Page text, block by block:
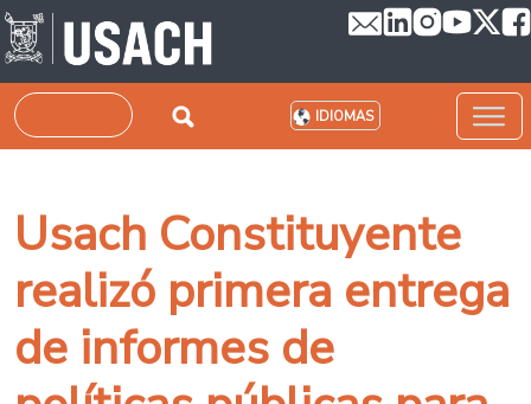
Pasar al contenido principal
Buscar IDIOMAS
Usach Constituyente
realizó primera entrega
de informes de